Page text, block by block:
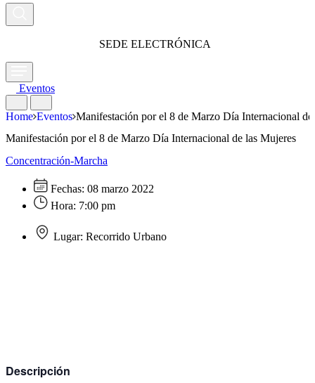
SEDE ELECTRÓNICA
Eventos
Home Eventos Manifestación por el 8 de Marzo Día Internacional
Manifestación por el 8 de Marzo Día Internacional de las Mujeres
Concentración-Marcha
Fechas: 08 marzo 2022
Hora: 7:00 pm
Lugar: Recorrido Urbano
Descripción